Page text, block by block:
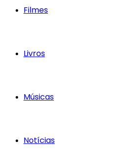
Filmes
Livros
Músicas
Notícias